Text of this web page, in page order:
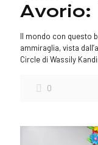
Avorio:
Il mondo con questo
ammiraglia, vista
Circle di Wassily
0